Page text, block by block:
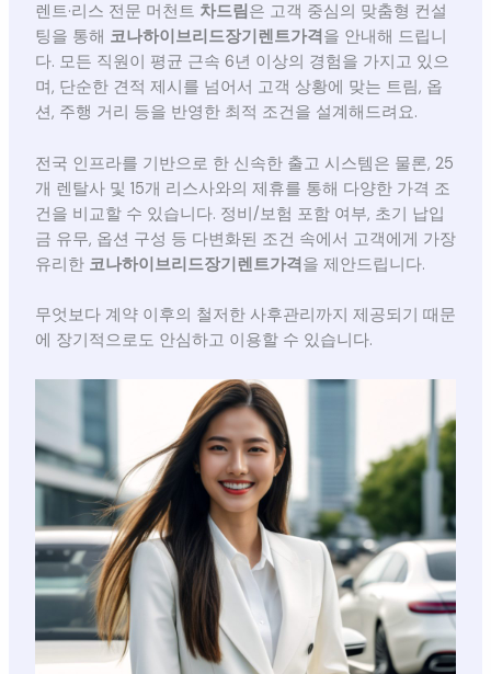
렌트·리스 전문 머천트 차드림 은 고객 중심의 맞춤형 컨설
팅을 통해 코나하이브리드장기렌트가격 을 안내해 드립니
다. 모든 직원이 평균 근속 6년 이상의 경험을 가지고 있으
며, 단순한 견적 제시를 넘어서 고객 상황에 맞는 트림, 옵
션, 주행 거리 등을 반영한 최적 조건을 설계해드려요.
전국 인프라를 기반으로 한 신속한 출고 시스템은 물론, 25
개 렌탈사 및 15개 리스사와의 제휴를 통해 다양한 가격 조
건을 비교할 수 있습니다. 정비/보험 포함 여부, 초기 납입
금 유무, 옵션 구성 등 다변화된 조건 속에서 고객에게 가장
유리한 코나하이브리드장기렌트가격 을 제안드립니다.
무엇보다 계약 이후의 철저한 사후관리까지 제공되기 때문
에 장기적으로도 안심하고 이용할 수 있습니다.